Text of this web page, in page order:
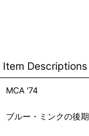
Item Descriptions
MCA '74
ブルー・ミンクの後